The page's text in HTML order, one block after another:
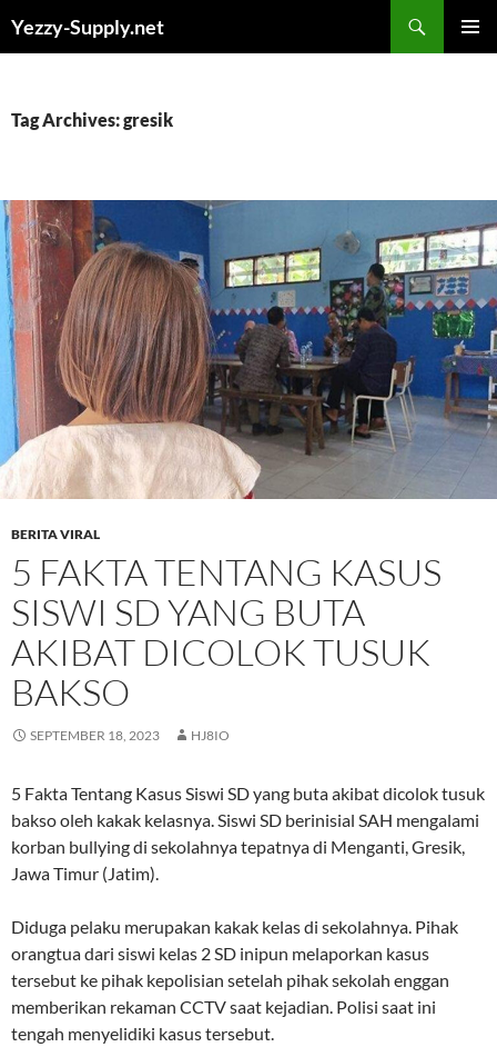
Yezzy-Supply.net
Tag Archives: gresik
BERITA VIRAL
5 FAKTA TENTANG KASUS
SISWI SD YANG BUTA
AKIBAT DICOLOK TUSUK
BAKSO
SEPTEMBER 18, 2023 HJ8IO
5 Fakta Tentang Kasus Siswi SD yang buta akibat dicolok tusuk
bakso oleh kakak kelasnya. Siswi SD berinisial SAH mengalami
korban bullying di sekolahnya tepatnya di Menganti, Gresik,
Jawa Timur (Jatim).
Diduga pelaku merupakan kakak kelas di sekolahnya. Pihak
orangtua dari siswi kelas 2 SD inipun melaporkan kasus
tersebut ke pihak kepolisian setelah pihak sekolah enggan
memberikan rekaman CCTV saat kejadian. Polisi saat ini
tengah menyelidiki kasus tersebut.